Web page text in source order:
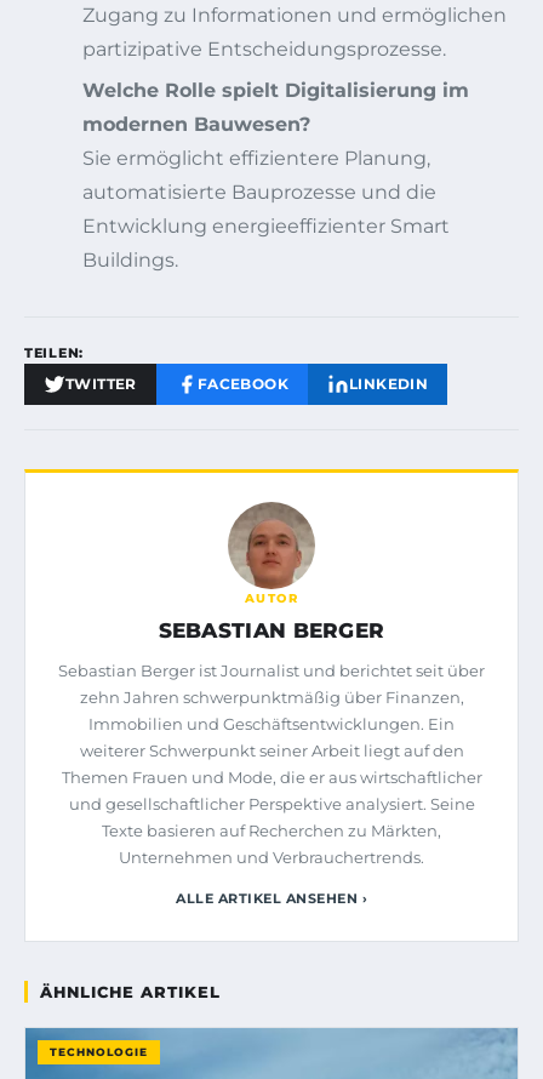
Zugang zu Informationen und ermöglichen
partizipative Entscheidungsprozesse.
Welche Rolle spielt Digitalisierung im
modernen Bauwesen?
Sie ermöglicht effizientere Planung,
automatisierte Bauprozesse und die
Entwicklung energieeffizienter Smart
Buildings.
TEILEN:
TWITTER FACEBOOK LINKEDIN
AUTOR
SEBASTIAN BERGER
Sebastian Berger ist Journalist und berichtet seit über
zehn Jahren schwerpunktmäßig über Finanzen,
Immobilien und Geschäftsentwicklungen. Ein
weiterer Schwerpunkt seiner Arbeit liegt auf den
Themen Frauen und Mode, die er aus wirtschaftlicher
und gesellschaftlicher Perspektive analysiert. Seine
Texte basieren auf Recherchen zu Märkten,
Unternehmen und Verbrauchertrends.
ALLE ARTIKEL ANSEHEN ›
ÄHNLICHE ARTIKEL
TECHNOLOGIE